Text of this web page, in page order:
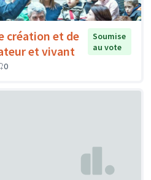
création et de
et vivant
Soumise
au vote
0